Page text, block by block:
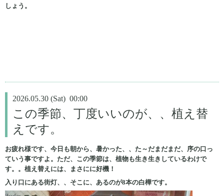
しょう。
2026.05.30 (Sat) 00:00
この季節、丁度いいのが、、植え替
えです。
お疲れ様です、今日も朝から、暑かった、、た～だまだまだ、序の口っ
ていう事ですよ。ただ、この季節は、植物も生き生きしているわけで
す。。植え替えには、まさにに好機！
入り口にある街灯、、そこに、あるのが8本の白樺です。